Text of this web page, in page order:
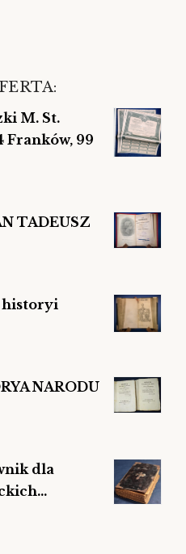
M. St.
Franków, 99
TADEUSZ
historyi
NARODU
dla